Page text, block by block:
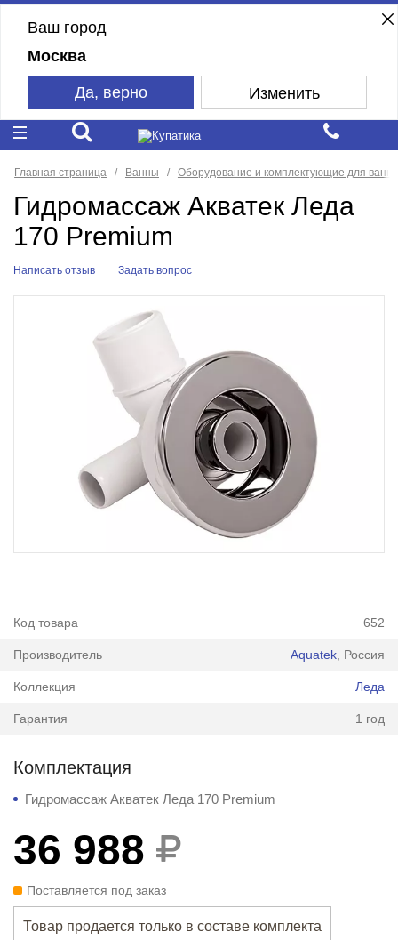
Ваш город
Москва
Да, верно Изменить
Главная страница Ванны Оборудование и комплектующие для ванн
Гидромассаж Акватек Леда
170 Premium
Написать отзыв Задать вопрос
Код товара 652
Производитель Aquatek , Россия
Коллекция Леда
Гарантия 1 год
Комплектация
Гидромассаж Акватек Леда 170 Premium
36 988
Поставляется под заказ
Товар продается только в составе комплекта